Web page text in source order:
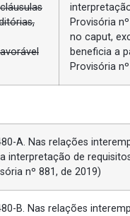
Provisória
no caput,
beneficia a
Provisória
A. Nas relações
interpretação de
nº 881, de 2019)
B. Nas relações